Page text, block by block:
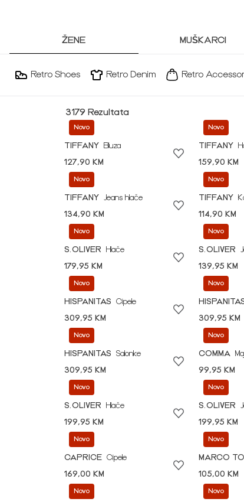
ŽENE MUŠKARCI
Retro Shoes Retro Denim Retro
3179 Rezultata
Novo
TIFFANY
Bluza
127,90 KM
Novo
TIFFANY
159,90 KM
Novo
TIFFANY
Jeans hlače
134,90 KM
Novo
TIFFANY
114,90 KM
Novo
S.OLIVER
Hlače
179,95 KM
Novo
S.OLIVER
139,95 KM
Novo
HISPANITAS
Cipele
309,95 KM
Novo
309,95 KM
Novo
HISPANITAS
Salonke
309,95 KM
Novo
COMMA
99,95 KM
Novo
S.OLIVER
Hlače
199,95 KM
Novo
S.OLIVER
199,95 KM
Novo
CAPRICE Cipele
169,00 KM
Novo
MARCO
105,00 KM
Novo Novo